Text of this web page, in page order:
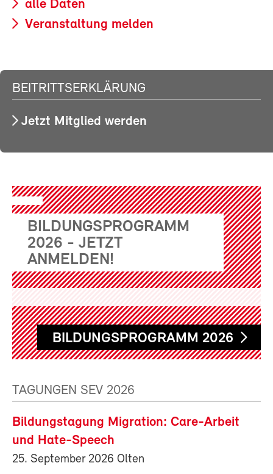
alle Daten
Veranstaltung melden
BEITRITTSERKLÄRUNG
Jetzt Mitglied werden
BILDUNGSPROGRAMM
2026 - JETZT
ANMELDEN!
BILDUNGSPROGRAMM 2026
TAGUNGEN SEV 2026
Bildungstagung Migration: Care-Arbeit
und Hate-Speech
25. September 2026 Olten